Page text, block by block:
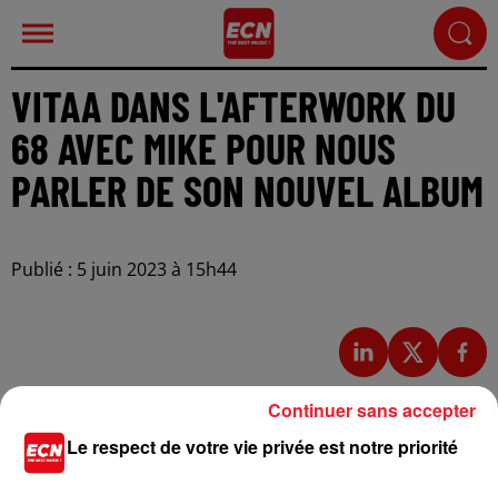
VITAA DANS L'AFTERWORK DU
68 AVEC MIKE POUR NOUS
PARLER DE SON NOUVEL ALBUM
Publié : 5 juin 2023 à 15h44
Le respect de votre vie privée est notre priorité
Continuer sans accepter